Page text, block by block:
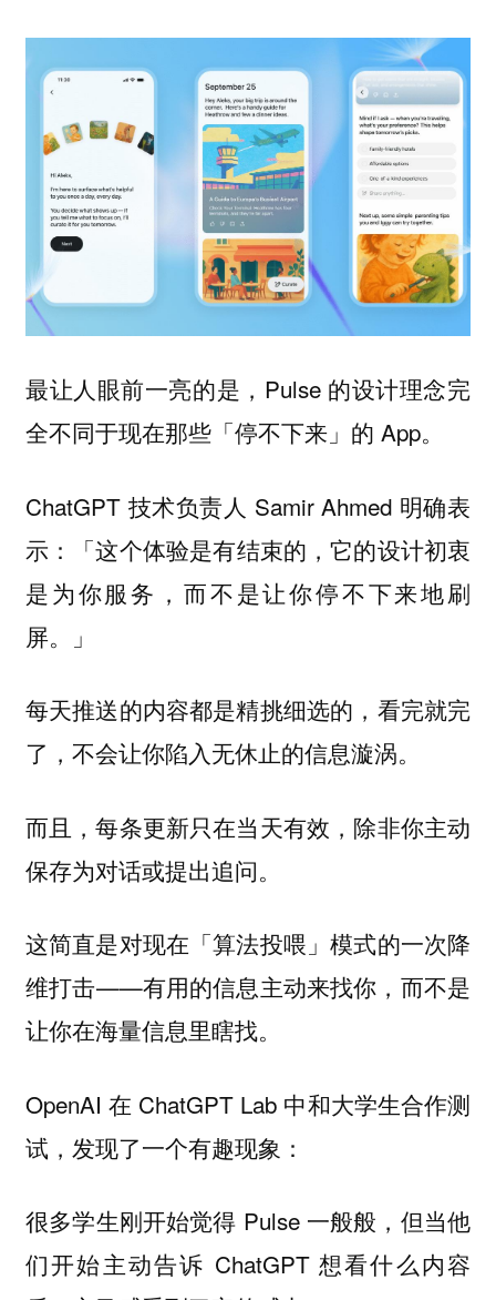
最让人眼前一亮的是，Pulse 的设计理念完
全不同于现在那些「停不下来」的 App。
ChatGPT 技术负责人 Samir Ahmed 明确表
示：「这个体验是有结束的，它的设计初衷
是为你服务，而不是让你停不下来地刷
屏。
」
每天推送的内容都是精挑细选的，看完就完
了，不会让你陷入无休止的信息漩涡。
而且，每条更新只在当天有效，除非你主动
保存为对话或提出追问。
这简直是对现在「算法投喂」模式的一次降
维打击——有用的信息主动来找你，而不是
让你在海量信息里瞎找。
OpenAI 在 ChatGPT Lab 中和大学生合作测
试，发现了一个有趣现象：
很多学生刚开始觉得 Pulse 一般般，但当他
们开始主动告诉 ChatGPT 想看什么内容